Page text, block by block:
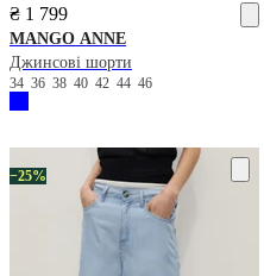
₴ 1 799
MANGO ANNE
Джинсові шорти
34 36 38 40 42 44 46
−25%